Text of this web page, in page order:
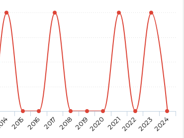
2015 2016 2017 201820192020 2021202220232024